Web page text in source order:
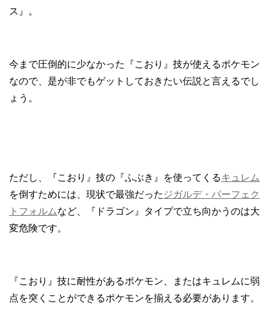
ス』。
今まで圧倒的に少なかった『こおり』技が使えるポケモン
なので、是が非でもゲットしておきたい伝説と言えるでし
ょう。
ただし、『こおり』技の『ふぶき』を使ってくるキュレム
を倒すためには、現状で最強だった ジガルデ・パーフェク
トフォルムなど、『ドラゴン』タイプで立ち向かうのは大
変危険です。
『こおり』技に耐性があるポケモン、またはキュレムに弱
点を突くことができるポケモンを揃える必要があります。